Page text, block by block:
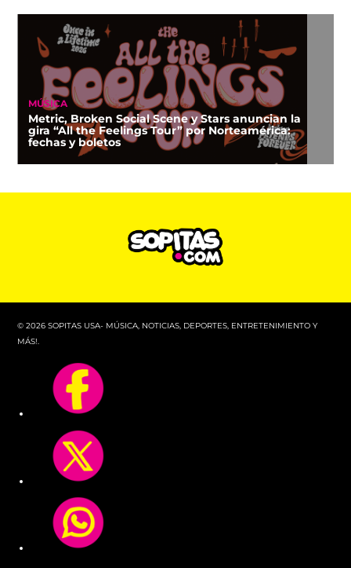
MÚSICA
Metric, Broken Social Scene y Stars anuncian la
gira “All the Feelings Tour” por Norteamérica:
fechas y boletos
© 2026 SOPITAS USA- MÚSICA, NOTICIAS, DEPORTES, ENTRETENIMIENTO Y
MÁS!.